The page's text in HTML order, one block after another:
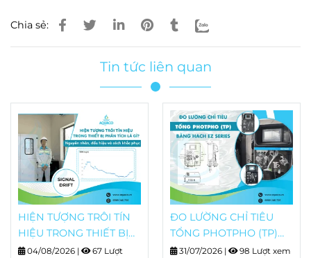
Chia sẻ:
Tin tức liên quan
HIỆN TƯỢNG TRÔI TÍN
HIỆU TRONG THIẾT BỊ
PHÂN TÍCH LÀ GÌ?
04/08/2026 |
67 Lượt
ĐO LƯỜNG CHỈ TIÊU
TỔNG PHOTPHO (TP)
BẰNG HACH EZ SERIES
31/07/2026 | 98 Lượt xem